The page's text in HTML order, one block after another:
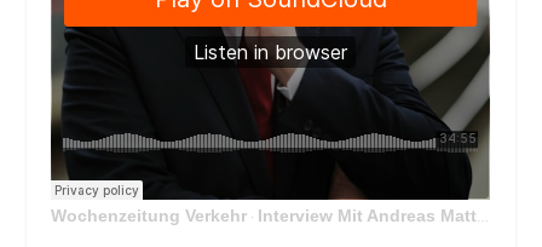
Wochenzeitung Verkehr · Interview Mit Andreas Matthä, CEO der ÖBB Holding